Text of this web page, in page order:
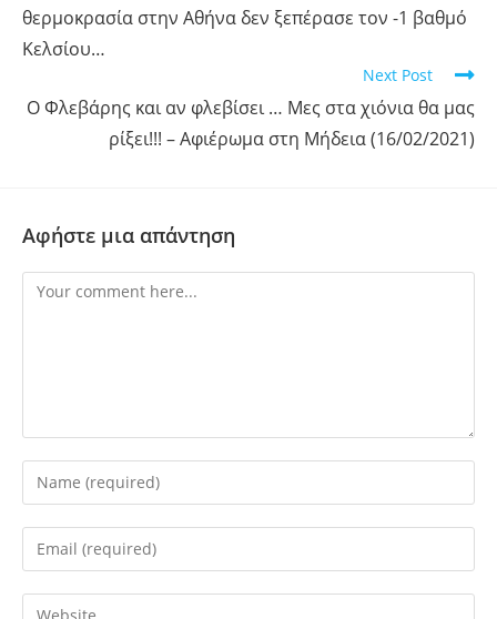
θερμοκρασία στην Αθήνα δεν ξεπέρασε τον -1 βαθμό
Κελσίου…
Next Post
Ο Φλεβάρης και αν φλεβίσει … Μες στα χιόνια θα μας
ρίξει!!! – Αφιέρωμα στη Μήδεια (16/02/2021)
Αφήστε μια απάντηση